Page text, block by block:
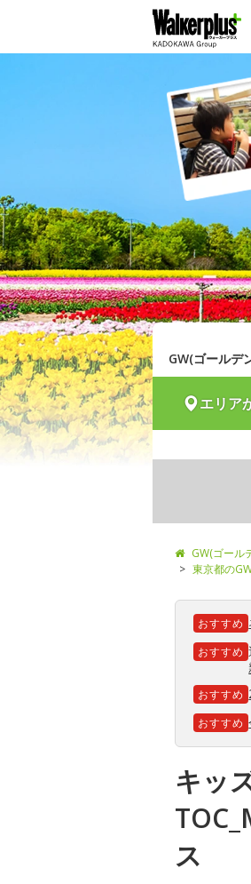
GW(ゴールデ
エリア
GW(ゴール
東京都の
おすすめ
おすすめ
おすすめ
おすすめ
キッ
ス